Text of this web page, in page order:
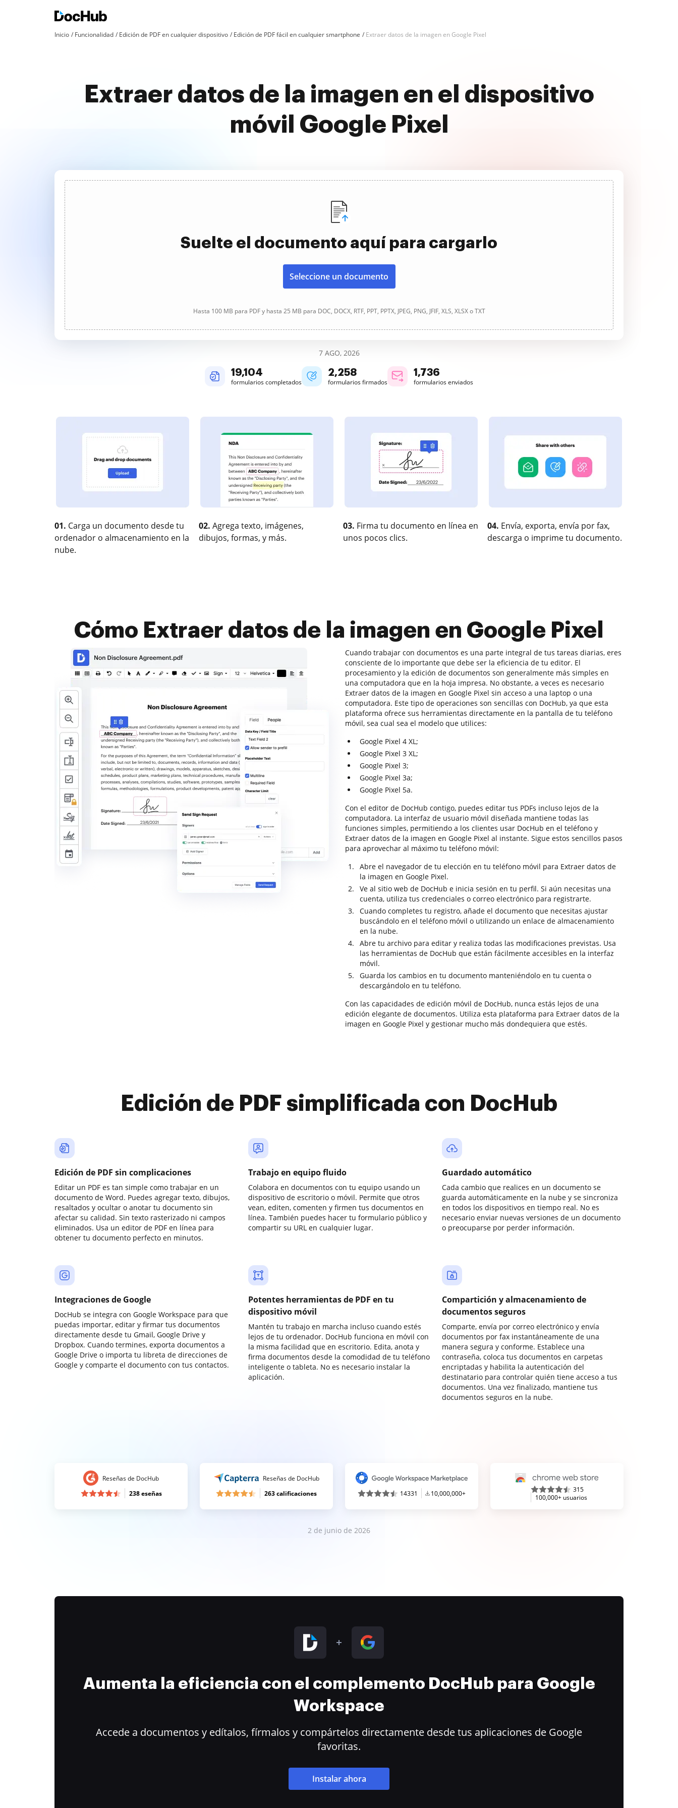
Inicio Funcionalidad Edición de PDF en cualquier dispositivo Edición de PDF fácil en cualquier smartphone Extraer datos de la imagen en Google Pixel
Extraer datos de la imagen en el dispositivo
móvil Google Pixel
Suelte el documento aquí para cargarlo
Seleccione un documento
Hasta 100 MB para PDF y hasta 25 MB para DOC, DOCX, RTF, PPT, PPTX, JPEG, PNG, JFIF, XLS, XLSX o TXT
7 AGO, 2026
19,106
formularios completados
2,258
formularios firmados
1,736
formularios enviados
01. Carga un documento desde tu
ordenador o almacenamiento en la
nube.
02. Agrega texto, imágenes,
dibujos, formas, y más.
03. Firma tu documento en línea en
unos pocos clics.
04. Envía, exporta, envía por fax,
descarga o imprime tu documento.
Cómo Extraer datos de la imagen en Google Pixel
Cuando trabajar con documentos es una parte integral de tus tareas diarias, eres
consciente de lo importante que debe ser la eficiencia de tu editor. El
procesamiento y la edición de documentos son generalmente más simples en
una computadora que en la hoja impresa. No obstante, a veces es necesario
Extraer datos de la imagen en Google Pixel sin acceso a una laptop o una
computadora. Este tipo de operaciones son sencillas con DocHub, ya que esta
plataforma ofrece sus herramientas directamente en la pantalla de tu teléfono
móvil, sea cual sea el modelo que utilices:
Google Pixel 4 XL;
Google Pixel 3 XL;
Google Pixel 3;
Google Pixel 3a;
Google Pixel 5a.
Con el editor de DocHub contigo, puedes editar tus PDFs incluso lejos de la
computadora. La interfaz de usuario móvil diseñada mantiene todas las
funciones simples, permitiendo a los clientes usar DocHub en el teléfono y
Extraer datos de la imagen en Google Pixel al instante. Sigue estos sencillos pasos
para aprovechar al máximo tu teléfono móvil:
Abre el navegador de tu elección en tu teléfono móvil para Extraer datos de
la imagen en Google Pixel.
Ve al sitio web de DocHub e inicia sesión en tu perfil. Si aún necesitas una
cuenta, utiliza tus credenciales o correo electrónico para registrarte.
Cuando completes tu registro, añade el documento que necesitas ajustar
buscándolo en el teléfono móvil o utilizando un enlace de almacenamiento
en la nube.
Abre tu archivo para editar y realiza todas las modificaciones previstas. Usa
las herramientas de DocHub que están fácilmente accesibles en la interfaz
móvil.
Guarda los cambios en tu documento manteniéndolo en tu cuenta o
descargándolo en tu teléfono.
Con las capacidades de edición móvil de DocHub, nunca estás lejos de una
edición elegante de documentos. Utiliza esta plataforma para Extraer datos de la
imagen en Google Pixel y gestionar mucho más dondequiera que estés.
Edición de PDF simplificada con DocHub
Edición de PDF sin complicaciones
Editar un PDF es tan simple como trabajar en un
documento de Word. Puedes agregar texto, dibujos,
resaltados y ocultar o anotar tu documento sin
afectar su calidad. Sin texto rasterizado ni campos
eliminados. Usa un editor de PDF en línea para
obtener tu documento perfecto en minutos.
Trabajo en equipo fluido
Colabora en documentos con tu equipo usando un
dispositivo de escritorio o móvil. Permite que otros
vean, editen, comenten y firmen tus documentos en
línea. También puedes hacer tu formulario público y
compartir su URL en cualquier lugar.
Guardado automático
Cada cambio que realices en un documento se
guarda automáticamente en la nube y se sincroniza
en todos los dispositivos en tiempo real. No es
necesario enviar nuevas versiones de un documento
o preocuparse por perder información.
Integraciones de Google
DocHub se integra con Google Workspace para que
puedas importar, editar y firmar tus documentos
directamente desde tu Gmail, Google Drive y
Dropbox. Cuando termines, exporta documentos a
Google Drive o importa tu libreta de direcciones de
Google y comparte el documento con tus contactos.
Potentes herramientas de PDF en tu
dispositivo móvil
Mantén tu trabajo en marcha incluso cuando estés
lejos de tu ordenador. DocHub funciona en móvil con
la misma facilidad que en escritorio. Edita, anota y
firma documentos desde la comodidad de tu teléfono
inteligente o tableta. No es necesario instalar la
aplicación.
Compartición y almacenamiento de
documentos seguros
Comparte, envía por correo electrónico y envía
documentos por fax instantáneamente de una
manera segura y conforme. Establece una
contraseña, coloca tus documentos en carpetas
encriptadas y habilita la autenticación del
destinatario para controlar quién tiene acceso a tus
documentos. Una vez finalizado, mantiene tus
documentos seguros en la nube.
Reseñas de DocHub
238 eseñas
Reseñas de DocHub
263 calificaciones
14331 10,000,000+
315
100,000+ usuarios
2 de junio de 2026
Aumenta la eficiencia con el complemento DocHub para Google
Workspace
Accede a documentos y edítalos, fírmalos y compártelos directamente desde tus aplicaciones de Google
favoritas.
Instalar ahora